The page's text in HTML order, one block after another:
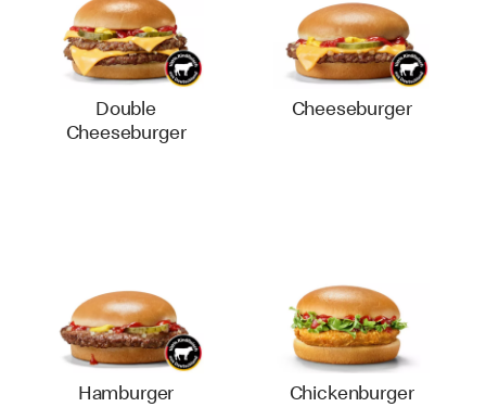
Double
Cheeseburger
Cheeseburger
Hamburger Chickenburger